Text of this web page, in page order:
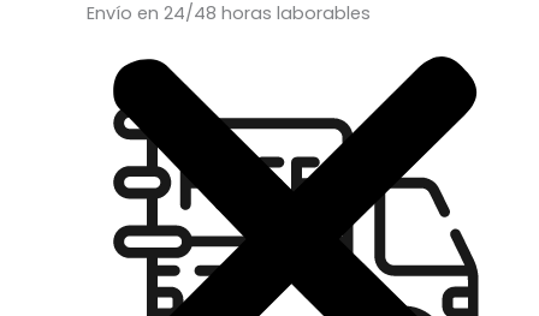
Envío en 24/48 horas laborables